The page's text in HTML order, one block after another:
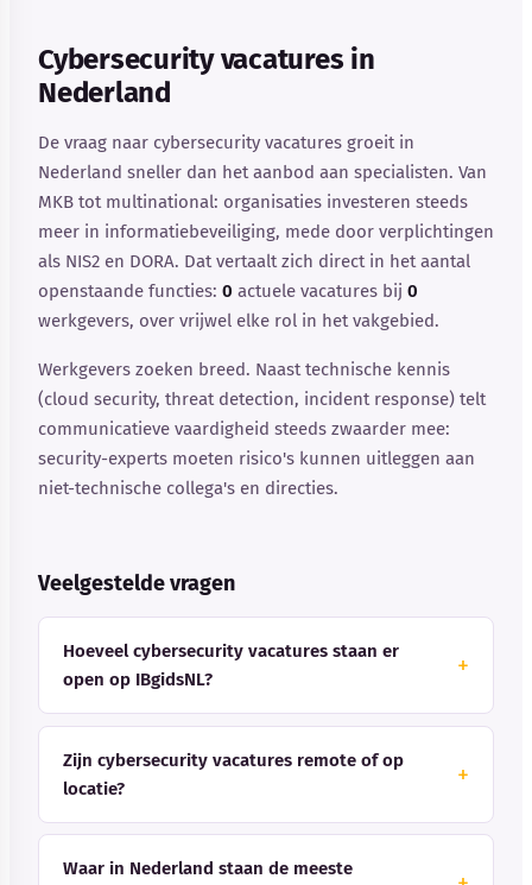
Cybersecurity vacatures in
Nederland
De vraag naar cybersecurity vacatures groeit in
Nederland sneller dan het aanbod aan specialisten. Van
MKB tot multinational: organisaties investeren steeds
meer in informatiebeveiliging, mede door verplichtingen
als NIS2 en DORA. Dat vertaalt zich direct in het aantal
openstaande functies: 0 actuele vacatures bij 0
werkgevers, over vrijwel elke rol in het vakgebied.
Werkgevers zoeken breed. Naast technische kennis
(cloud security, threat detection, incident response) telt
communicatieve vaardigheid steeds zwaarder mee:
security-experts moeten risico's kunnen uitleggen aan
niet-technische collega's en directies.
Veelgestelde vragen
Hoeveel cybersecurity vacatures staan er
open op IBgidsNL?
Zijn cybersecurity vacatures remote of op
locatie?
Waar in Nederland staan de meeste